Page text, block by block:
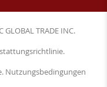
TRADE INC.
.
. Nutzungsbedingungen